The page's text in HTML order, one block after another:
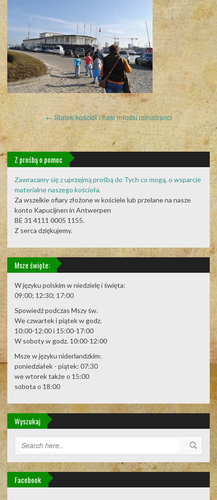
Post
navigation
← Statek kościół i nasi młodsi ministranci
Z prośbą o pomoc
Zawracamy się z uprzejmą prośbą do Tych co mogą, o wsparcie
materialne naszego kościoła.
Za wszelkie ofiary złożone w kościele lub przelane na nasze
konto Kapucijnen in Antwerpen
BE 31 4111 0005 1155.
Z serca dziękujemy.
Msze święte:
W języku polskim w niedzielę i święta:
09:00; 12:30; 17:00
Spowiedź podczas Mszy św.
We czwartek i piątek w godz.
10:00-12:00 i 15:00-17:00
W soboty w godz. 10:00-12:00
Msze w języku niderlandzkim:
poniedziałek - piątek: 07:30
we wtorek także o 15:00
sobota o 18:00
Wyszukaj
Facebook